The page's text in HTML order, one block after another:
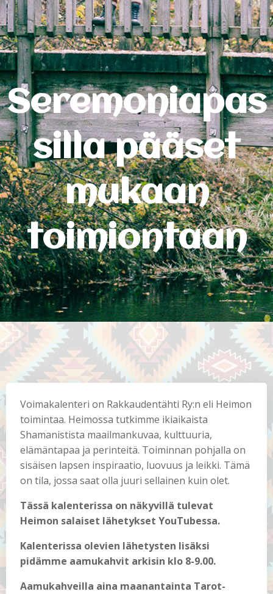
Seremoniapas
silla pääset
mukaan
toimiontaan
Voimakalenteri on Rakkaudentähti Ry:n eli Heimon
toimintaa. Heimossa tutkimme ikiaikaista
Shamanistista maailmankuvaa, kulttuuria,
elämäntapaa ja perinteitä. Toiminnan pohjalla on
sisäisen lapsen inspiraatio, luovuus ja leikki. Tämä
on tila, jossa saat olla juuri sellainen kuin olet.
Tässä kalenterissa on näkyvillä tulevat
Heimon salaiset lähetykset YouTubessa.
Kalenterissa olevien lähetysten lisäksi
pidämme aamukahvit arkisin klo 8-9.00.
Aamukahveilla aina maanantainta Tarot-